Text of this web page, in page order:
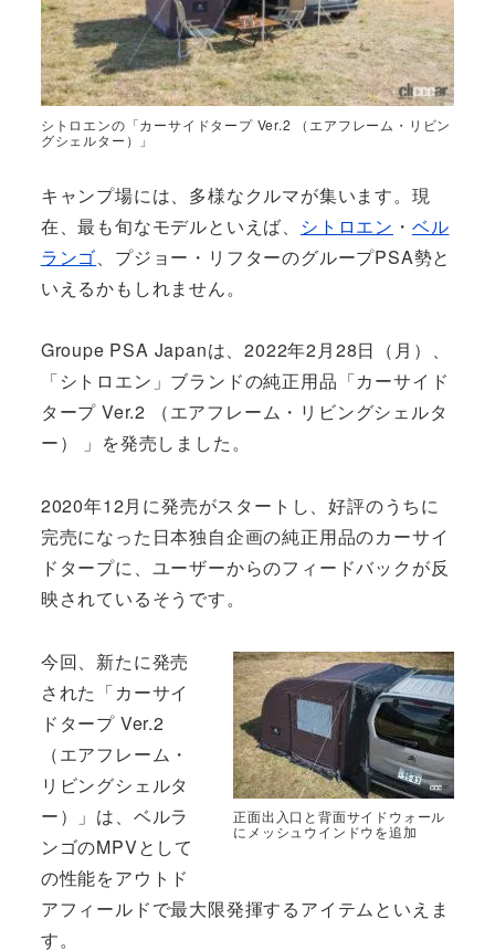
シトロエンの「カーサイドタープ Ver.2 （エアフレーム・リビン
グシェルター）」
キャンプ場には、多様なクルマが集います。現
在、最も旬なモデルといえば、 シトロエン ・ ベル
ランゴ 、プジョー・リフターのグループPSA勢と
いえるかもしれません。
Groupe PSA Japanは、2022年2月28日（月）、
「シトロエン」ブランドの純正用品「カーサイド
タープ Ver.2 （エアフレーム・リビングシェルタ
ー） 」を発売しました。
2020年12月に発売がスタートし、好評のうちに
完売になった日本独自企画の純正用品のカーサイ
ドタープに、ユーザーからのフィードバックが反
映されているそうです。
正面出入口と背面サイドウォール
にメッシュウインドウを追加
今回、新たに発売
された「カーサイ
ドタープ Ver.2
（エアフレーム・
リビングシェルタ
ー）」は、ベルラ
ンゴのMPVとして
の性能をアウトド
アフィールドで最大限発揮するアイテムといえま
す。